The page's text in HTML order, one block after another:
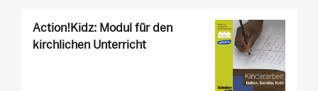
Action!Kidz: Modul für den
kirchlichen Unterricht